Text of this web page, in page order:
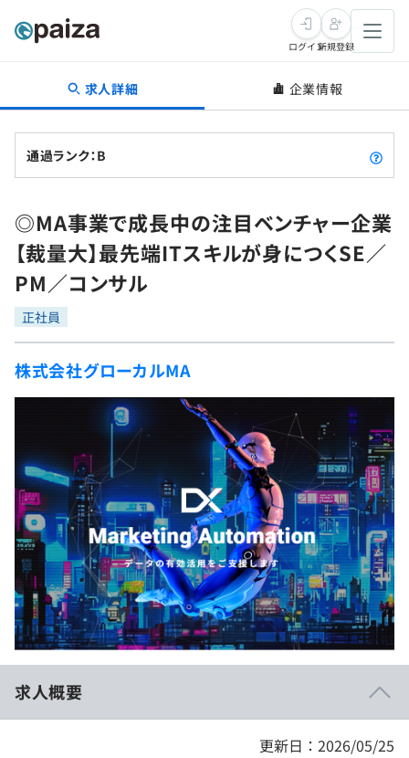
転職・キャリア
転職成功ガイド
転職エージェント
インタビュー
転職成功ガイド
新卒就活
求人検索
本選考
インターン
新卒エージェント
イベント・セミナー
インタビュー
就活成功ガイド
学習
問題集
4択課題
リファレンス
プラン
個人向けプラン
法人向けプラン
学校向けプラン
契約内容・クーポン
プログラミング言語
再チャレンジ結果一覧
ゲーム・マンガ
Tech Team Journal
note
paizaとは？
ログイン新規登録
求人詳細 企業情報
通過ランク：B
◎MA事業で成長中の注目ベンチャー企業
【裁量大】最先端ITスキルが身につくSE／
PM／コンサル
正社員
株式会社グローカルMA
求人概要
更新日：2026/05/25